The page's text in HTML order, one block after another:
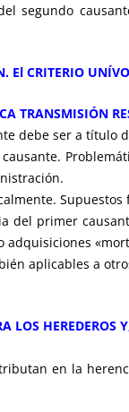
segundo
El CRITERIO
TRANSMISIÓN
debe ser a título
del primer
aplicables a
HEREDEROS
en la